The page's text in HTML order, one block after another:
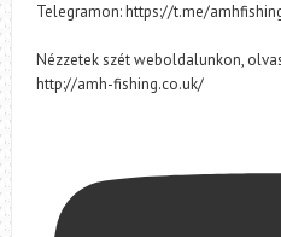
Telegramon: https://t.me/
Nézzetek szét weboldalunkon,
http://amh-fishing.co.uk/